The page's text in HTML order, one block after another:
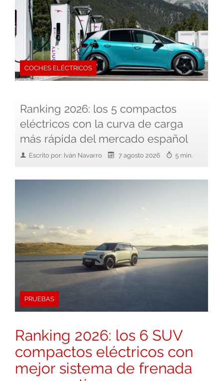
COCHES ELÉCTRICOS
Ranking 2026: los 5 compactos
eléctricos con la curva de carga
más rápida del mercado español
Escrito por: Iván Navarro 7 agosto 2026 5 min.
PRUEBAS
Ranking 2026: los 6 SUV
compactos eléctricos con
mejor sistema de frenada